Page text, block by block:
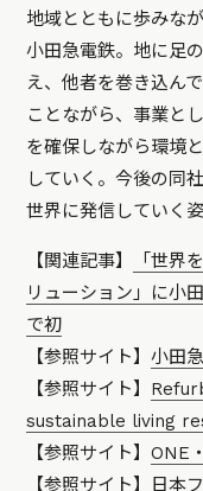
地域とともに歩みな
小田急電鉄。地に足
え、他者を巻き込ん
ことながら、事業と
を確保しながら環境
していく。今後の同
世界に発信していく
【関連記事】
「世界
リューション」に小
で初
【参照サイト】小田
【参照サイト】
sustainable living
【参照サイト】ONE
【参照サイト】
日本